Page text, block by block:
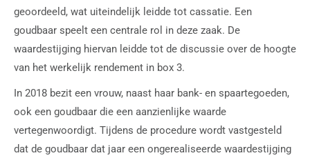
geoordeeld, wat uiteindelijk leidde tot cassatie. Een
goudbaar speelt een centrale rol in deze zaak. De
waardestijging hiervan leidde tot de discussie over de hoogte
van het werkelijk rendement in box 3.
In 2018 bezit een vrouw, naast haar bank- en spaartegoeden,
ook een goudbaar die een aanzienlijke waarde
vertegenwoordigt. Tijdens de procedure wordt vastgesteld
dat de goudbaar dat jaar een ongerealiseerde waardestijging